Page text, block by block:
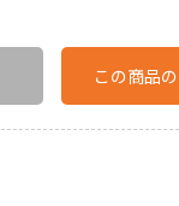
この商品の